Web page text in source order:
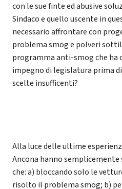
con le sue finte ed abusive
Sindaco e quello uscente in
necessario affrontare con
problema smog e polveri
programma anti-smog che
impegno di legislatura prima
scelte insufficenti?
Alla luce delle ultime
Ancona hanno
che: a) bloccando solo le
risolto il problema smog; b)